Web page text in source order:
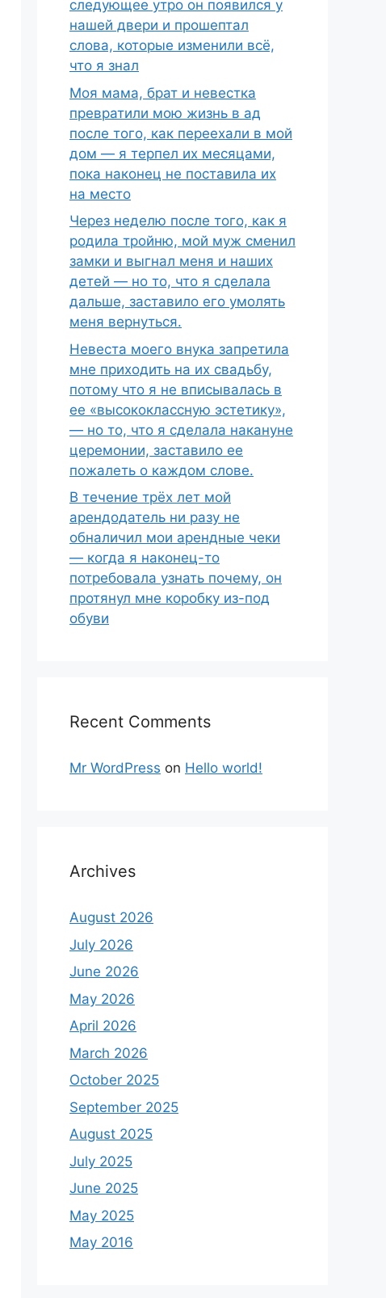
следующее утро он появился у
нашей двери и прошептал
слова, которые изменили всё,
что я знал
Моя мама, брат и невестка
превратили мою жизнь в ад
после того, как переехали в мой
дом — я терпел их месяцами,
пока наконец не поставила их
на место
Через неделю после того, как я
родила тройню, мой муж сменил
замки и выгнал меня и наших
детей — но то, что я сделала
дальше, заставило его умолять
меня вернуться.
Невеста моего внука запретила
мне приходить на их свадьбу,
потому что я не вписывалась в
ее «высококлассную эстетику»,
— но то, что я сделала накануне
церемонии, заставило ее
пожалеть о каждом слове.
В течение трёх лет мой
арендодатель ни разу не
обналичил мои арендные чеки
— когда я наконец-то
потребовала узнать почему, он
протянул мне коробку из-под
обуви
Recent Comments
Mr WordPress on Hello world!
Archives
August 2026
July 2026
June 2026
May 2026
April 2026
March 2026
October 2025
September 2025
August 2025
July 2025
June 2025
May 2025
May 2016